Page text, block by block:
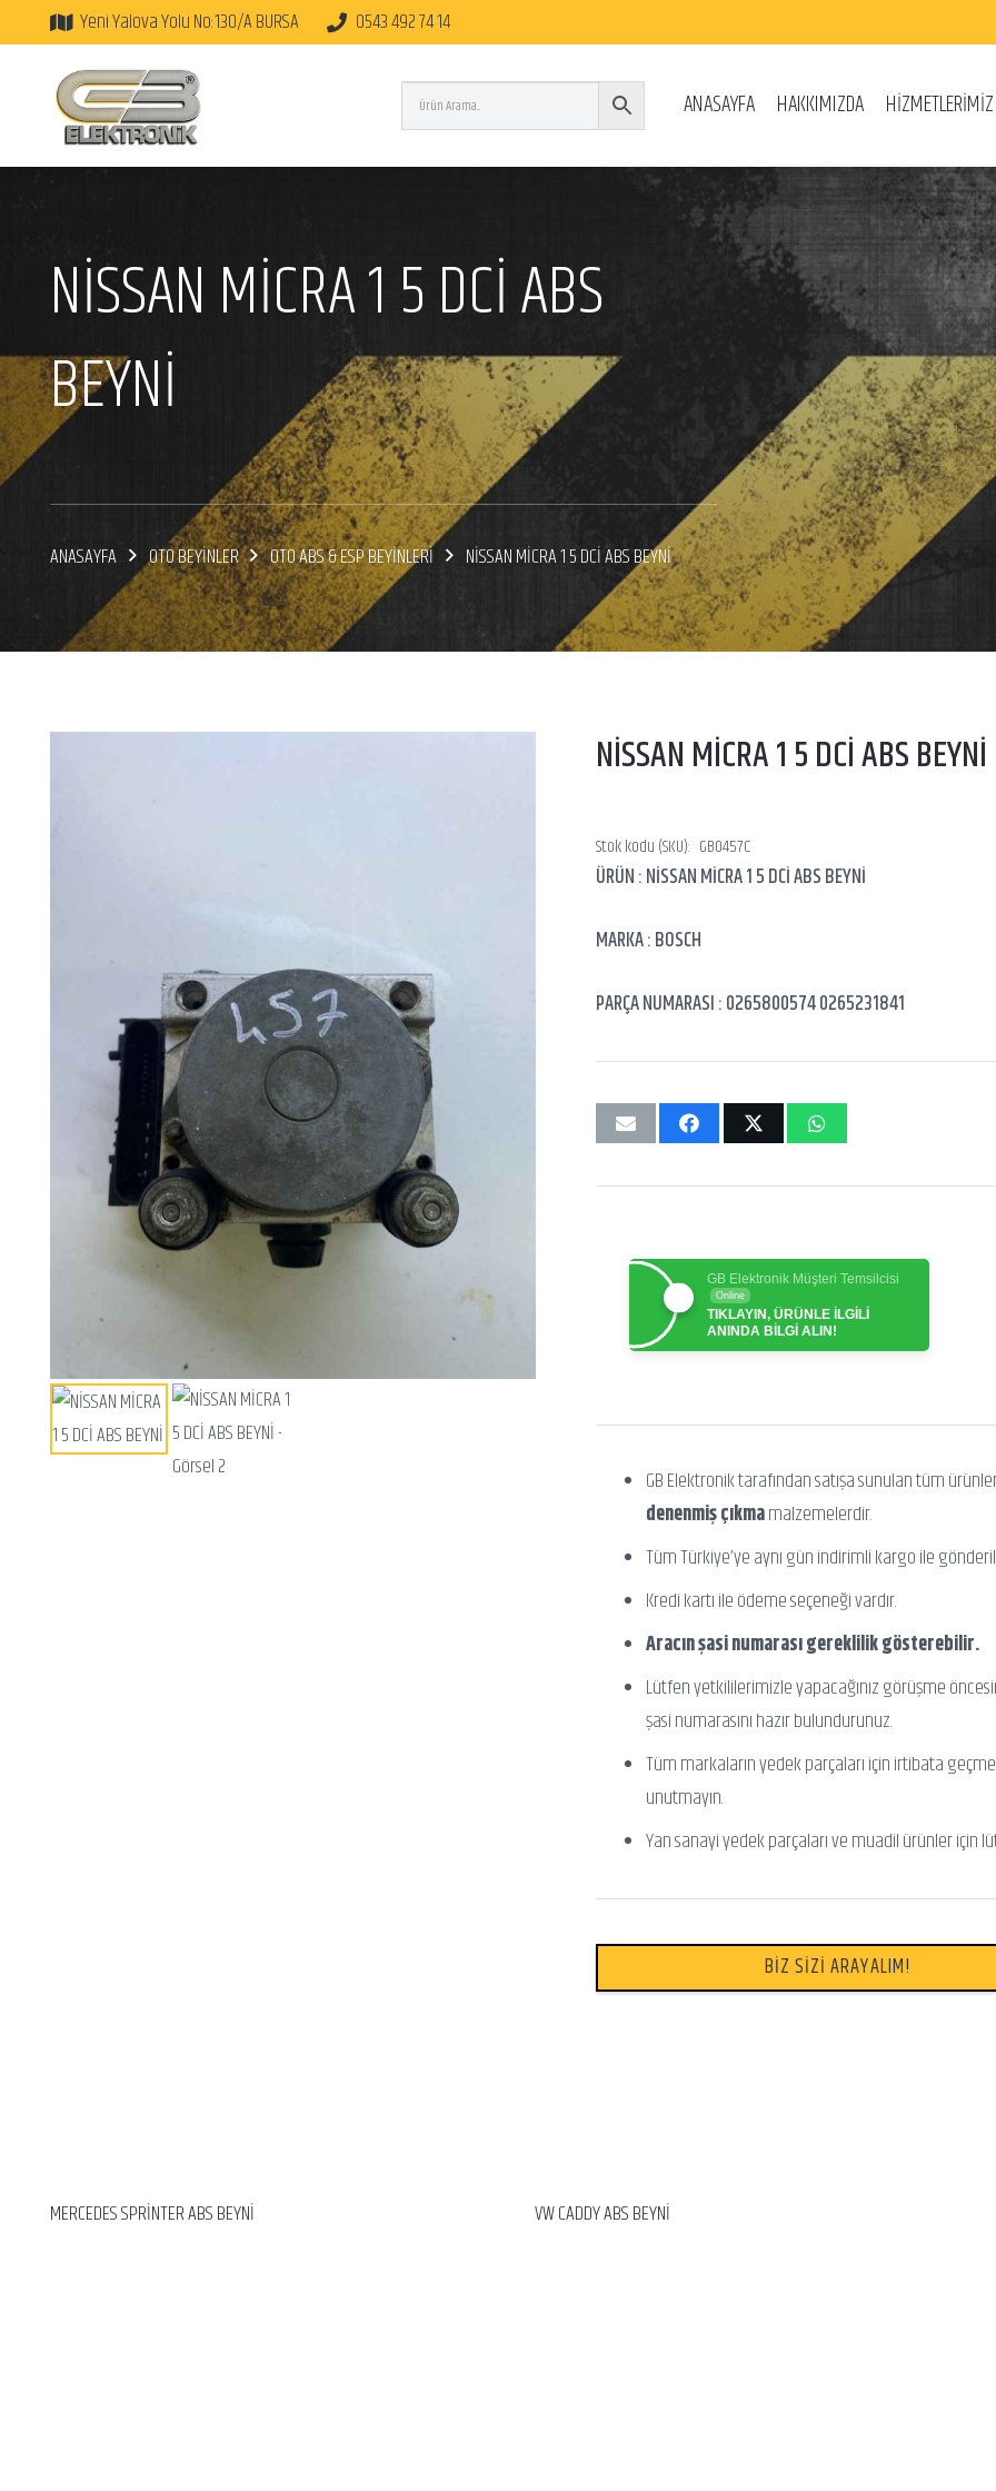
Yeni Yalova Yolu No:130/A BURSA 0543 492 74 14
ANASAYFA HAKKIMIZDA HİZMETLERİMİZ
NİSSAN MİCRA 1 5 DCİ ABS
BEYNİ
ANASAYFA OTO BEYİNLER OTO ABS & ESP BEYİNLERİ NİSSAN MİCRA 1 5 DCİ ABS BEYNİ
NİSSAN MİCRA 1 5 DCİ ABS BEYNİ
Stok kodu (SKU): GB0457C
ÜRÜN : NİSSAN MİCRA 1 5 DCİ ABS BEYNİ
MARKA : BOSCH
PARÇA NUMARASI : 0265800574 0265231841
GB Elektronik Müşteri Temsilcisi
Online
TIKLAYIN, ÜRÜNLE İLGİLİ
ANINDA BİLGİ ALIN!
GB Elektronik tarafından satışa sunulan tüm
denenmiş çıkmamalzemelerdir.
Tüm Türkiye’ye aynı gün indirimli kargo ile
Kredi kartı ile ödeme seçeneği vardır.
Aracın şasi numarası gereklilik gösterebilir.
Lütfen yetkililerimizle yapacağınız görüşme
şasi numarasını hazır bulundurunuz.
Tüm markaların yedek parçaları için irtibata
unutmayın.
Yan sanayi yedek parçaları ve muadil ürünler için
BİZ SİZİ ARAYALIM!
MERCEDES SPRİNTER ABS BEYNİ VW CADDY ABS BEYNİ